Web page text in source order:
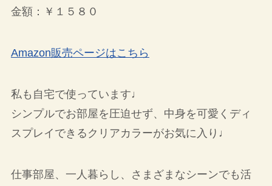
金額：￥１５８０
Amazon販売ページはこちら
私も自宅で使っています♩
シンプルでお部屋を圧迫せず、中身を可愛くディ
スプレイできるクリアカラーがお気に入り♩
仕事部屋、一人暮らし、さまざまなシーンでも活